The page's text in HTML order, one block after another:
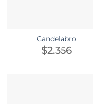
Candelabro
$2.356